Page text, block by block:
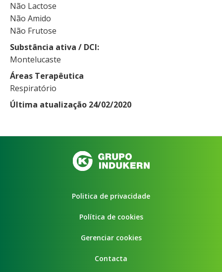
Não Lactose
Não Amido
Não Frutose
Substância ativa / DCI
Montelucaste
Áreas Terapêutica
Respiratório
Última atualização 24/02/2020
Politica de privacidade
Política de cookies
Gerenciar cookies
Contacta